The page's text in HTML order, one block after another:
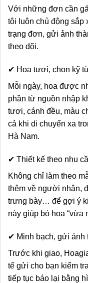
Với những đơn cần
tôi luôn chủ động sắp
trạng đơn, gửi ảnh
theo dõi.
✔ Hoa tươi, chọn kỹ
Mỗi ngày, hoa được
phần từ nguồn nhập
tươi, cánh đều, màu
cả khi di chuyển xa
Hà Nam.
✔ Thiết kế theo nhu
Không chỉ làm theo
thêm về người nhận,
trưng bày… để gợi ý
này giúp bó hoa “vừa
✔ Minh bạch, gửi ảnh
Trước khi giao,
tế gửi cho bạn kiểm
tiếp tục báo lại bằng